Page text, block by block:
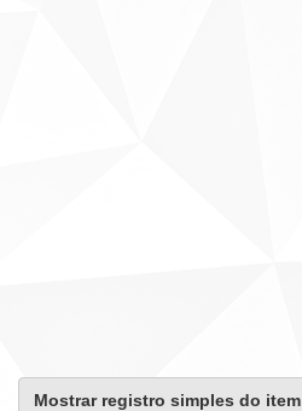
Mostrar registro simples do item